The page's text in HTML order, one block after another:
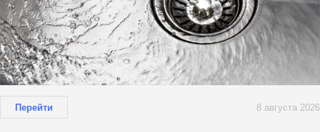
Перейти 8 августа 2026